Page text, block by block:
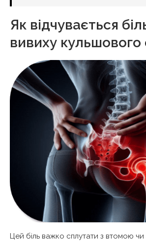
Як відчувається
вивиху кульшового
Цей біль важко сплутати з втомою